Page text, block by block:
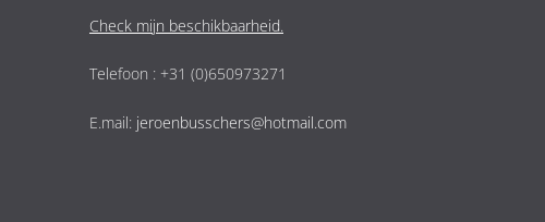
Check mijn beschikbaarheid.
Telefoon : +31 (0)650973271
E.mail: jeroenbusschers@hotmail.com